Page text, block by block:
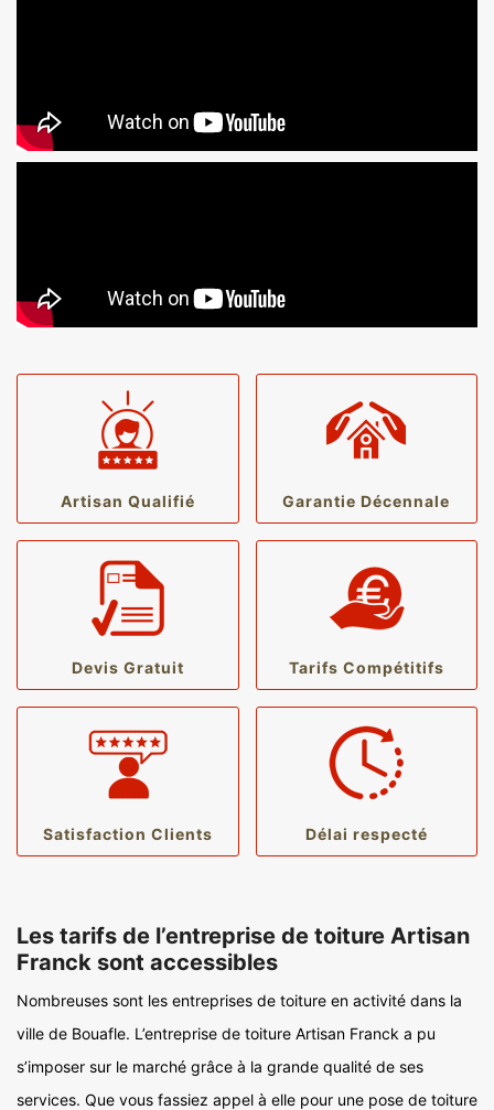
Artisan Qualifié Garantie Décennale
Devis Gratuit Tarifs Compétitifs
Satisfaction Clients Délai respecté
Les tarifs de l’entreprise de toiture Artisan
Franck sont accessibles
Nombreuses sont les entreprises de toiture en activité dans la
ville de Bouafle. L’entreprise de toiture Artisan Franck a pu
s’imposer sur le marché grâce à la grande qualité de ses
services. Que vous fassiez appel à elle pour une pose de toiture